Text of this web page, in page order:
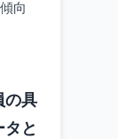
向
の具
と